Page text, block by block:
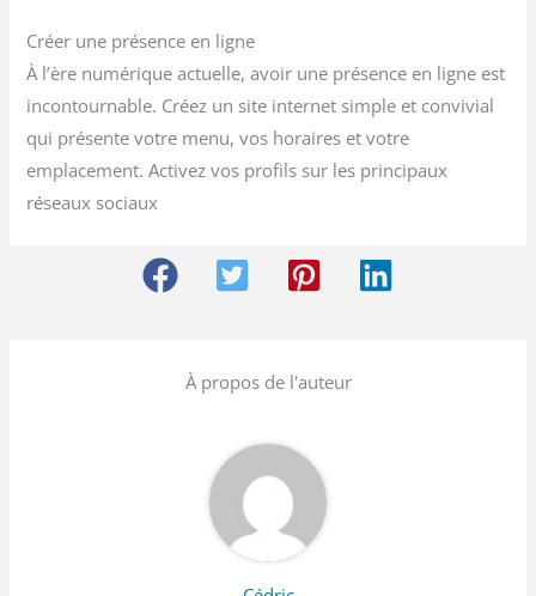
Créer une présence en ligne
À l’ère numérique actuelle, avoir une présence en ligne est
incontournable. Créez un site internet simple et convivial
qui présente votre menu, vos horaires et votre
emplacement. Activez vos profils sur les principaux
réseaux sociaux
À propos de l'auteur